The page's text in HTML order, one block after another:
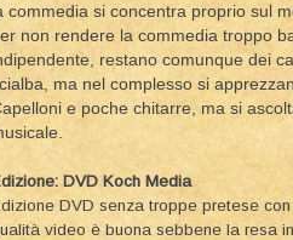
commedia si concentra proprio sul
non rendere la commedia troppo
restano comunque dei
ma nel complesso si
e poche chitarre, ma si
DVD Koch Media
DVD senza troppe pretese
video è buona sebbene la resa